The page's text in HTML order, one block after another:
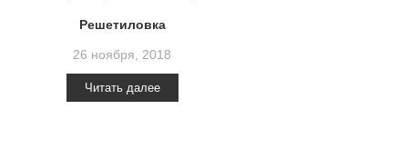
Решетиловка
26 ноября, 2018
Читать далее